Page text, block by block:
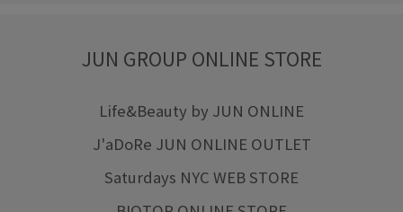
JUN GROUP ONLINE STORE
Life&Beauty by JUN ONLINE
J'aDoRe JUN ONLINE OUTLET
Saturdays NYC WEB STORE